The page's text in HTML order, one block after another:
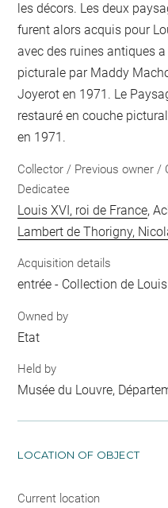
les décors. Les deux
furent alors acquis pour
avec des ruines antiques
picturale par Maddy
Joyerot en 1971. Le
restauré en couche
en 1971.
Collector / Previous owner
Dedicatee
Louis XVI, roi de France,
Lambert de Thorigny,
Acquisition details
entrée - Collection de
Owned by
Etat
Held by
Musée du Louvre,
LOCATION OF OBJECT
Current location